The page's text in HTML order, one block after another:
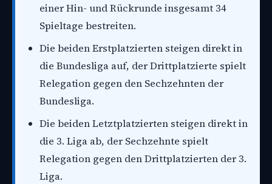
einer Hin- und Rückrunde insgesamt 34
Spieltage bestreiten.
Die beiden Erstplatzierten steigen direkt in
die Bundesliga auf, der Drittplatzierte spielt
Relegation gegen den Sechzehnten der
Bundesliga.
Die beiden Letztplatzierten steigen direkt in
die 3. Liga ab, der Sechzehnte spielt
Relegation gegen den Drittplatzierten der 3.
Liga.